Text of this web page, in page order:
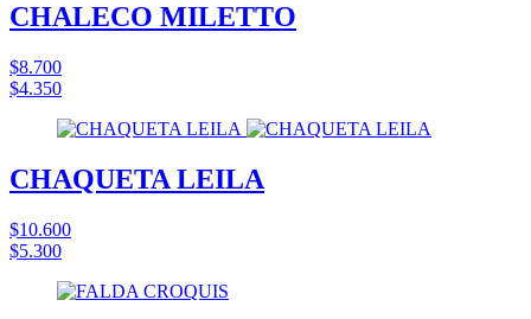
CHALECO MILETTO
$8.700
$4.350
CHAQUETA LEILA
$10.600
$5.300